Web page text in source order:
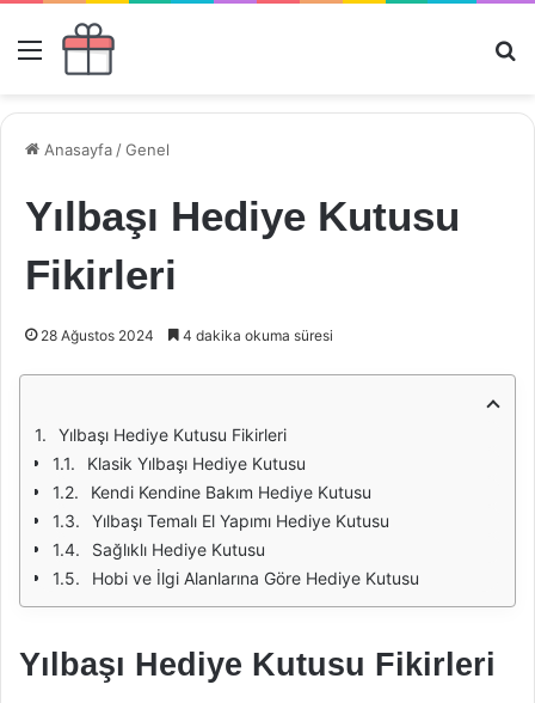
Menü
Anasayfa /Genel
Yılbaşı Hediye Kutusu
Fikirleri
28 Ağustos 2024 4 dakika okuma süresi
Yılbaşı Hediye Kutusu Fikirleri
Klasik Yılbaşı Hediye Kutusu
Kendi Kendine Bakım Hediye Kutusu
Yılbaşı Temalı El Yapımı Hediye Kutusu
Sağlıklı Hediye Kutusu
Hobi ve İlgi Alanlarına Göre Hediye Kutusu
Yılbaşı Hediye Kutusu Fikirleri